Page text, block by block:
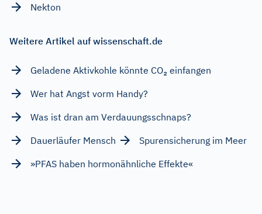
Nekton
Weitere Artikel auf wissenschaft.de
Geladene Aktivkohle könnte CO₂ einfangen
Wer hat Angst vorm Handy?
Was ist dran am Verdauungsschnaps?
Dauerläufer Mensch
Spurensicherung im Meer
»PFAS haben hormonähnliche Effekte«